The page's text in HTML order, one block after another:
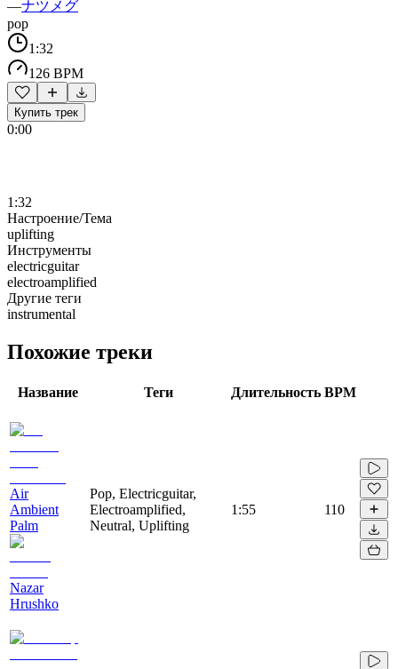
—ナツメグ
pop
1:32
126 BPM
Купить трек
0:00
1:32
Настроение/Тема
uplifting
Инструменты
electricguitar
electroamplified
Другие теги
instrumental
Похожие треки
Название Теги Длительность BPM
Air
Ambient
Palm
Nazar
Hrushko
Pop, Electricguitar,
Electroamplified,
Neutral, Uplifting
1:55 110